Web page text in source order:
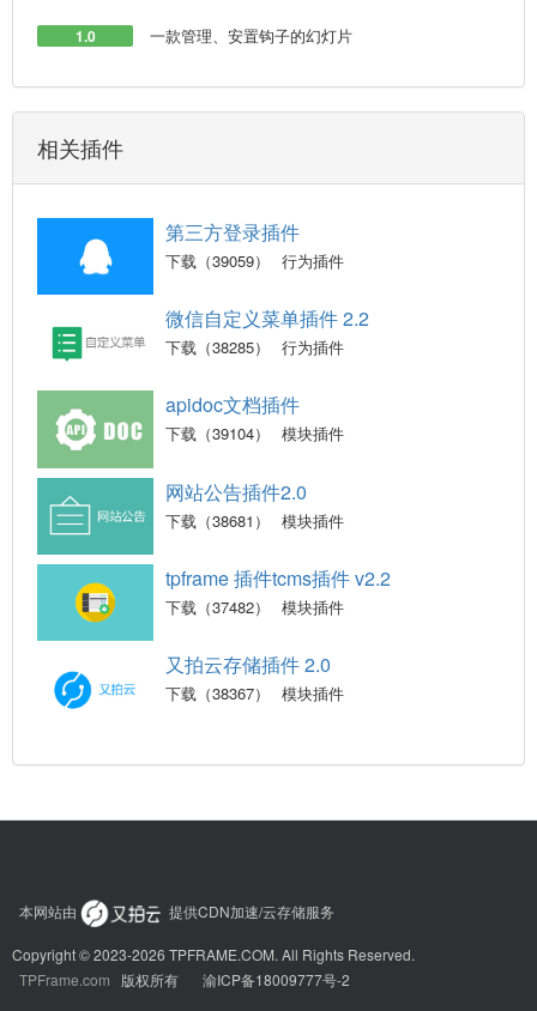
1.0 一款管理、安置钩子的幻灯片
相关插件
第三方登录插件
下载（39059） 行为插件
微信自定义菜单插件 2.2
下载（38285） 行为插件
apidoc文档插件
下载（39104） 模块插件
网站公告插件2.0
下载（38681） 模块插件
tpframe 插件tcms插件 v2.2
下载（37482） 模块插件
又拍云存储插件 2.0
下载（38367） 模块插件
本网站由 提供CDN加速/云存储服务
Copyright © 2023-2026 TPFRAME.COM. All Rights Reserved.
TPFrame.com
版权所有 渝ICP备18009777号-2